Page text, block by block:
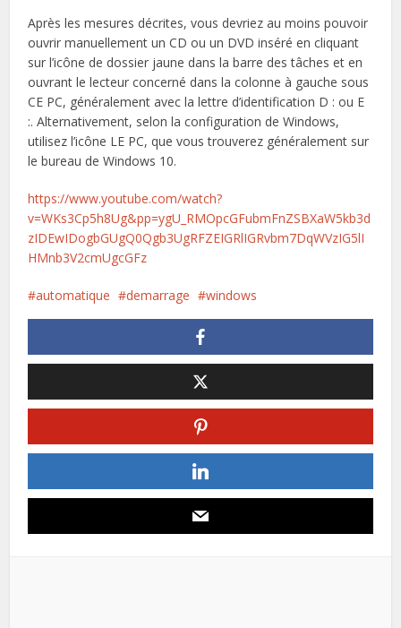
Après les mesures décrites, vous devriez au moins pouvoir
ouvrir manuellement un CD ou un DVD inséré en cliquant
sur l’icône de dossier jaune dans la barre des tâches et en
ouvrant le lecteur concerné dans la colonne à gauche sous
CE PC, généralement avec la lettre d’identification D : ou E
:. Alternativement, selon la configuration de Windows,
utilisez l’icône LE PC, que vous trouverez généralement sur
le bureau de Windows 10.
https://www.youtube.com/watch?
v=WKs3Cp5h8Ug&pp=ygU_RMOpcGFubmFnZSBXaW5kb3d
zIDEwIDogbGUgQ0Qgb3UgRFZEIGRlIGRvbm7DqWVzIG5lI
HMnb3V2cmUgcGFz
automatique demarrage windows